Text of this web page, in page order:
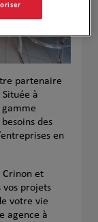
partenaire
à
gamme
des
en
Crinon et
vos projets
votre vie
agence à